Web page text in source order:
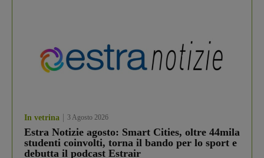
In vetrina 3 Agosto 2026
Estra Notizie agosto: Smart Cities, oltre 44mila
studenti coinvolti, torna il bando per lo sport e
debutta il podcast Estrair